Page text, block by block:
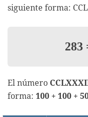
siguiente forma:
283
El número
forma: 100 + 100 +